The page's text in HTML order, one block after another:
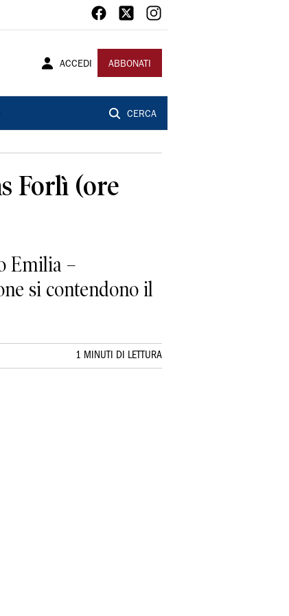
ACCEDI ABBONATI
CERCA
Forlì (ore
Emilia –
si contendono il
1 MINUTI DI LETTURA